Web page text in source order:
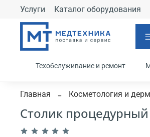
Услуги Каталог оборудования
Техобслуживание и ремонт
Главная Косметология и
Столик